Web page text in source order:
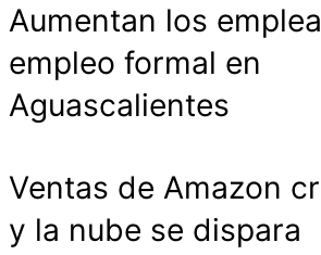
Aumentan los
empleo formal en
Aguascalientes
Ventas de Amazon
y la nube se dispara